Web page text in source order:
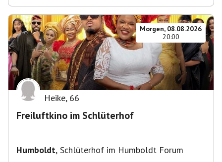
Morgen, 08.08.2026
20:00
Heike, 66
Freiluftkino im Schlüterhof
Humboldt, Schlüterhof im Humboldt Forum